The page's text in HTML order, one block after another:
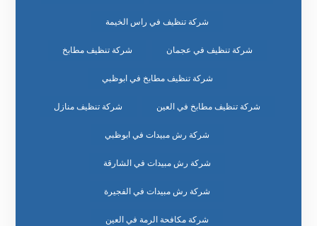
شركة تنظيف في راس الخيمة
شركة تنظيف في عجمان شركة تنظيف مطابخ
شركة تنظيف مطابخ في ابوظبي
شركة تنظيف مطابخ في العين شركة تنظيف منازل
شركة رش مبيدات في ابوظبي
شركة رش مبيدات في الشارقة
شركة رش مبيدات في الفجيرة
شركة مكافحة الرمة في العين